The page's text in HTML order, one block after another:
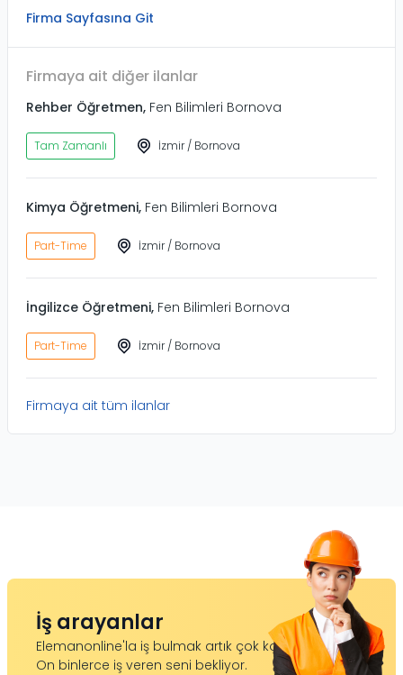
Firma Sayfasına Git
Firmaya ait diğer ilanlar
Rehber Öğretmen, Fen Bilimleri Bornova
Tam Zamanlı İzmir / Bornova
Kimya Öğretmeni, Fen Bilimleri Bornova
Part-Time İzmir / Bornova
İngilizce Öğretmeni, Fen Bilimleri Bornova
Part-Time İzmir / Bornova
Firmaya ait tüm ilanlar
İş arayanlar
Elemanonline'la iş bulmak artık çok kolay.
On binlerce iş veren seni bekliyor.